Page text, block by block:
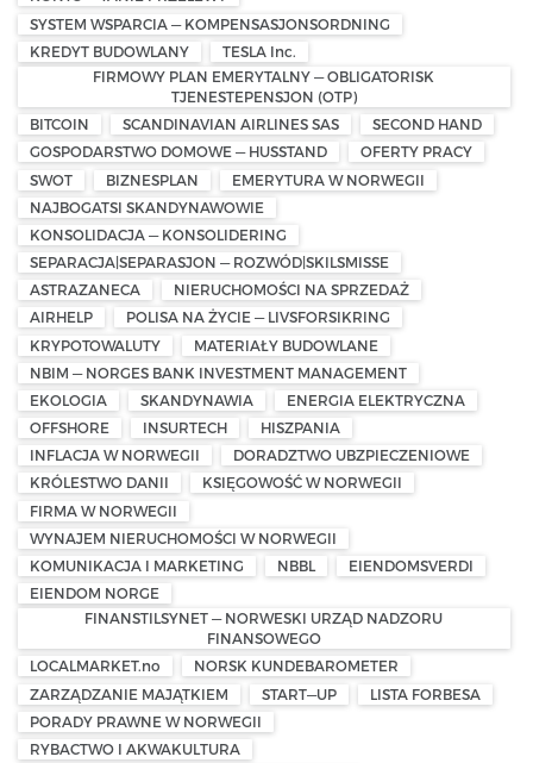
SYSTEM WSPARCIA — KOMPENSASJONSORDNING
KREDYT BUDOWLANY
TESLA Inc.
FIRMOWY PLAN EMERYTALNY — OBLIGATORISK
TJENESTEPENSJON (OTP)
BITCOIN
SCANDINAVIAN AIRLINES SAS
SECOND HAND
GOSPODARSTWO DOMOWE — HUSSTAND
OFERTY PRACY
SWOT
BIZNESPLAN
EMERYTURA W NORWEGII
NAJBOGATSI SKANDYNAWOWIE
KONSOLIDACJA — KONSOLIDERING
SEPARACJA|SEPARASJON — ROZWÓD|SKILSMISSE
ASTRAZANECA
NIERUCHOMOŚCI NA SPRZEDAŻ
AIRHELP
POLISA NA ŻYCIE — LIVSFORSIKRING
KRYPOTOWALUTY
MATERIAŁY BUDOWLANE
NBIM — NORGES BANK INVESTMENT MANAGEMENT
EKOLOGIA
SKANDYNAWIA
ENERGIA ELEKTRYCZNA
OFFSHORE
INSURTECH
HISZPANIA
INFLACJA W NORWEGII
DORADZTWO UBZPIECZENIOWE
KRÓLESTWO DANII
KSIĘGOWOŚĆ W NORWEGII
FIRMA W NORWEGII
WYNAJEM NIERUCHOMOŚCI W NORWEGII
KOMUNIKACJA I MARKETING
NBBL
EIENDOMSVERDI
EIENDOM NORGE
FINANSTILSYNET — NORWESKI URZĄD NADZORU
FINANSOWEGO
LOCALMARKET.no
NORSK KUNDEBAROMETER
ZARZĄDZANIE MAJĄTKIEM
START—UP
LISTA FORBESA
PORADY PRAWNE W NORWEGII
RYBACTWO I AKWAKULTURA